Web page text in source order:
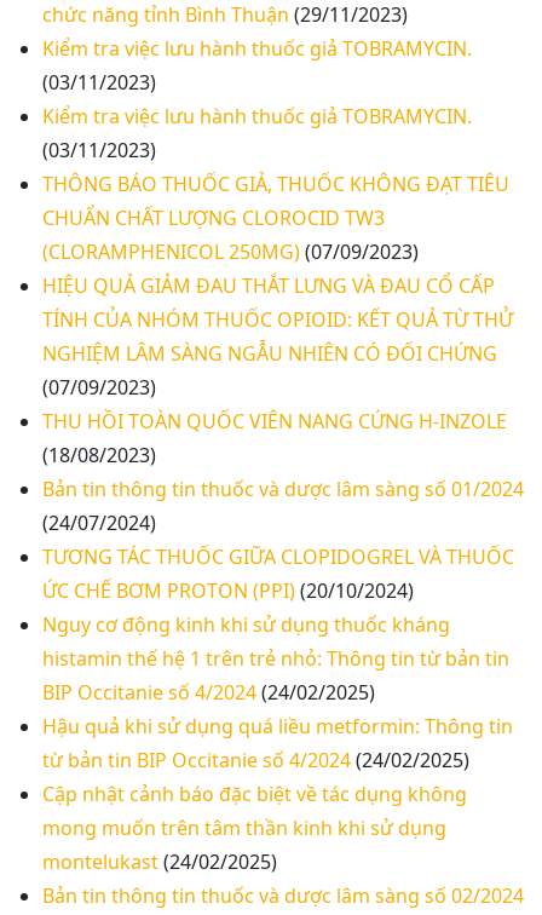
chức năng tỉnh Bình Thuận (29/11/2023)
Kiểm tra việc lưu hành thuốc giả TOBRAMYCIN.
(03/11/2023)
Kiểm tra việc lưu hành thuốc giả TOBRAMYCIN.
(03/11/2023)
THÔNG BÁO THUỐC GIẢ, THUỐC KHÔNG ĐẠT TIÊU
CHUẨN CHẤT LƯỢNG CLOROCID TW3
(CLORAMPHENICOL 250MG)(07/09/2023)
HIỆU QUẢ GIẢM ĐAU THẮT LƯNG VÀ ĐAU CỔ CẤP
TÍNH CỦA NHÓM THUỐC OPIOID: KẾT QUẢ TỪ THỬ
NGHIỆM LÂM SÀNG NGẪU NHIÊN CÓ ĐỐI CHỨNG
(07/09/2023)
THU HỒI TOÀN QUỐC VIÊN NANG CỨNG H-INZOLE
(18/08/2023)
Bản tin thông tin thuốc và dược lâm sàng số 01/2024
(24/07/2024)
TƯƠNG TÁC THUỐC GIỮA CLOPIDOGREL VÀ THUỐC
ỨC CHẾ BƠM PROTON (PPI)(20/10/2024)
Nguy cơ động kinh khi sử dụng thuốc kháng
histamin thế hệ 1 trên trẻ nhỏ: Thông tin từ bản tin
BIP Occitanie số 4/2024(24/02/2025)
Hậu quả khi sử dụng quá liều metformin: Thông tin
từ bản tin BIP Occitanie số 4/2024(24/02/2025)
Cập nhật cảnh báo đặc biệt về tác dụng không
mong muốn trên tâm thần kinh khi sử dụng
montelukast(24/02/2025)
Bản tin thông tin thuốc và dược lâm sàng số 02/2024